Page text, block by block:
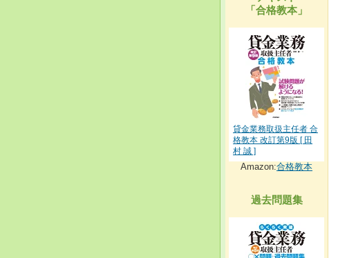
「合格教本」
貸金業務取扱主任者 合
格教本 改訂第9版 [ 田
村 誠 ]
Amazon:合格教本
過去問題集